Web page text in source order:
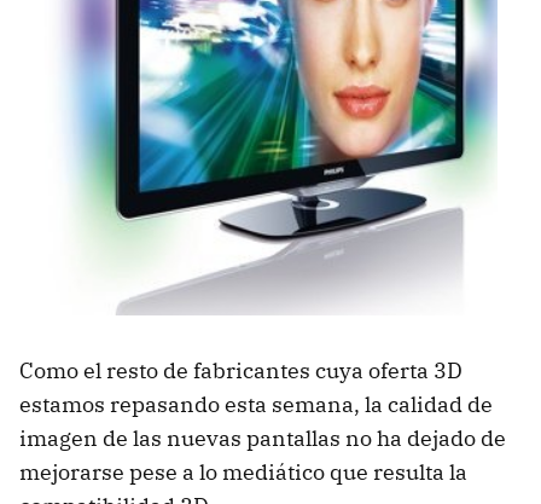
Como el resto de fabricantes cuya oferta 3D
estamos repasando esta semana, la calidad de
imagen de las nuevas pantallas no ha dejado de
mejorarse pese a lo mediático que resulta la